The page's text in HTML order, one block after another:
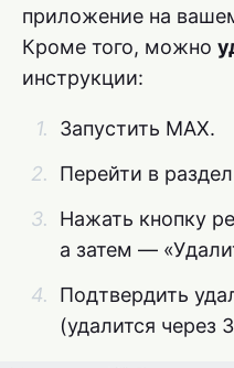
приложение на
Кроме того, можно
инструкции:
Запустить MAX.
Перейти в
Нажать кнопку
а затем —
Подтвердить
(удалится через